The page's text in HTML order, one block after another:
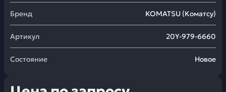
Бренд KOMATSU (Коматсу)
Артикул 20Y-979-6660
Состояние Новое